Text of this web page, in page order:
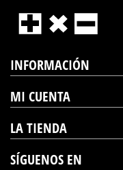
INFORMACIÓN
MI CUENTA
LA TIENDA
SÍGUENOS EN